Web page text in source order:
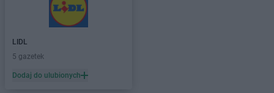
LIDL
5 gazetek
Dodaj do ulubionych